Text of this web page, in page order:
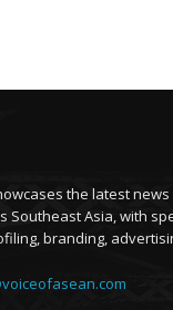
the latest
Southeast Asia, with
branding,